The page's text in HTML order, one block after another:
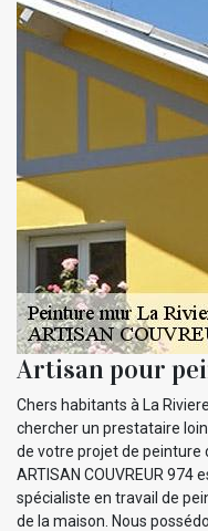
Artisan pour
Chers habitants à La
chercher un prestataire
de votre projet de peinture
ARTISAN COUVREUR
spécialiste en travail de
de la maison. Nous